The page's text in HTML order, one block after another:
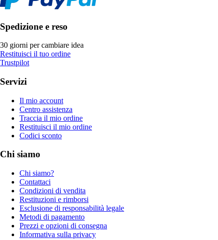
Spedizione e reso
30 giorni per cambiare idea
Restituisci il tuo ordine
Trustpilot
Servizi
Il mio account
Centro assistenza
Traccia il mio ordine
Restituisci il mio ordine
Codici sconto
Chi siamo
Chi siamo?
Contattaci
Condizioni di vendita
Restituzioni e rimborsi
Esclusione di responsabilità legale
Metodi di pagamento
Prezzi e opzioni di consegna
Informativa sulla privacy